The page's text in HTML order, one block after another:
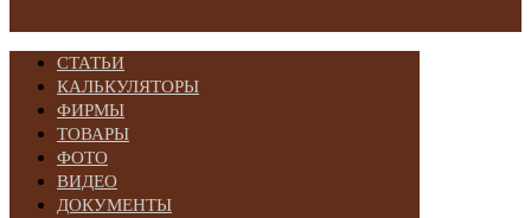
СТАТЬИ
КАЛЬКУЛЯТОРЫ
ФИРМЫ
ТОВАРЫ
ФОТО
ВИДЕО
ДОКУМЕНТЫ